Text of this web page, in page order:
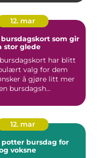
12. mar
som gir
stor glede
har blitt
valg for dem
å gjøre litt mer
bursdagsh...
12. mar
potter bursdag for
voksne